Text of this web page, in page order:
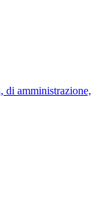
amministrazione,